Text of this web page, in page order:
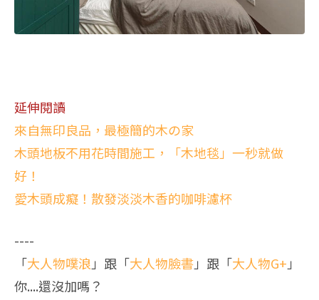
延伸閱讀
來自無印良品，最極簡的木の家
木頭地板不用花時間施工，「木地毯」一秒就做
好！
愛木頭成癡！散發淡淡木香的咖啡濾杯
----
「大人物噗浪 」跟「大人物臉書」跟「大人物G+ 」
你....還沒加嗎？